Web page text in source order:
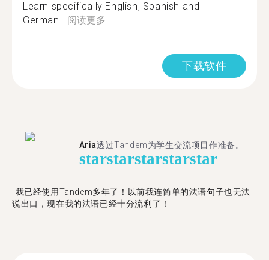
Learn specifically English, Spanish and
German...阅读更多
下载软件
Aria透过Tandem为学生交流项目作准备。
starstarstarstarstar
"​​我已经使用Tandem多年了！以前我连简单的法语句子也无法
说出口，现在我的法语已经十分流利了！"